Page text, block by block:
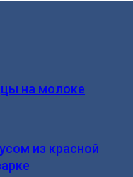
на молоке
из красной